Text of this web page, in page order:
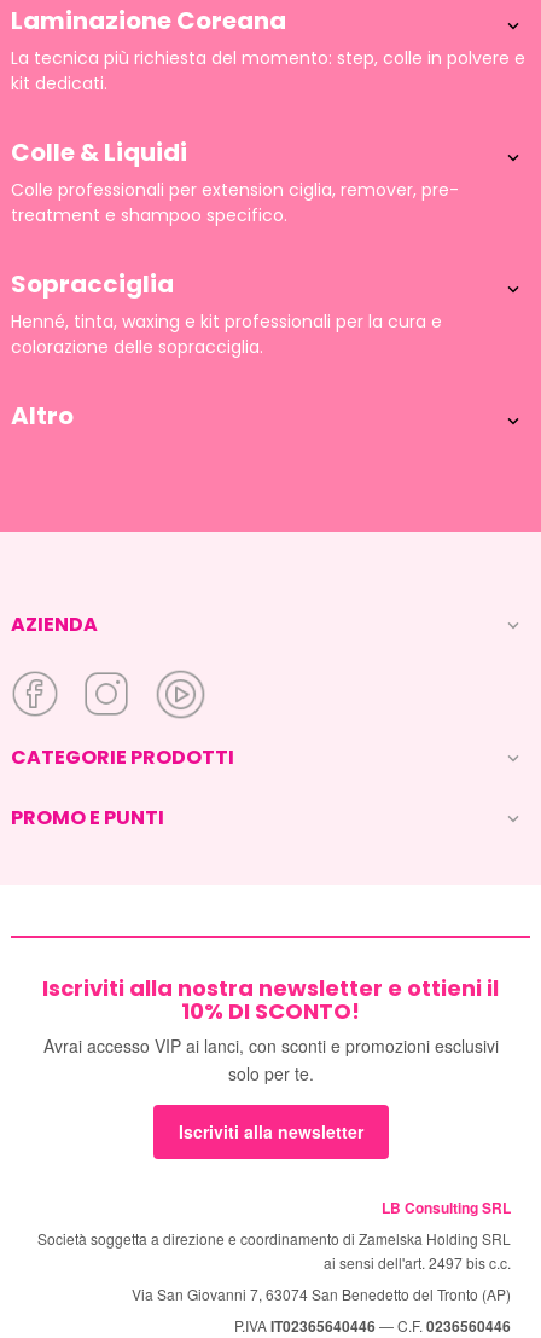
Laminazione Coreana 
La tecnica più richiesta del momento: step, colle in polvere e
kit dedicati.
Colle & Liquidi 
Colle professionali per extension ciglia, remover, pre-
treatment e shampoo specifico.
Sopracciglia 
Henné, tinta, waxing e kit professionali per la cura e
colorazione delle sopracciglia.
Altro 
AZIENDA 
CATEGORIE PRODOTTI 
PROMO E PUNTI 
Iscriviti alla nostra newsletter e ottieni il
10% DI SCONTO!
Avrai accesso VIP ai lanci, con sconti e promozioni esclusivi
solo per te.
Iscriviti alla newsletter
LB Consulting SRL
Società soggetta a direzione e coordinamento di Zamelska Holding SRL
ai sensi dell'art. 2497 bis c.c.
Via San Giovanni 7, 63074 San Benedetto del Tronto (AP)
P.IVAIT02365640446— C.F. 0236560446